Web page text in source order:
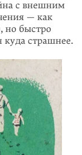
с внешним
— как
но быстро
куда страшнее.